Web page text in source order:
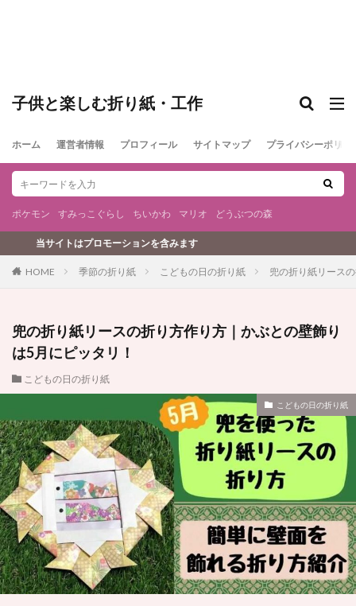
子供と楽しむ折り紙・工作
ホーム 運営者情報 プロフィール サイトマップ プライバシーポリシ
ポケモン すみっこぐらし ちいかわ マリオ どうぶつの森
ョンを含みます
HOME 季節の折り紙 こどもの日の折り紙 兜の折り紙リース
兜の折り紙リースの折り方作り方｜かぶとの壁飾り
は5月にピッタリ！
こどもの日の折り紙
こどもの日の折り紙